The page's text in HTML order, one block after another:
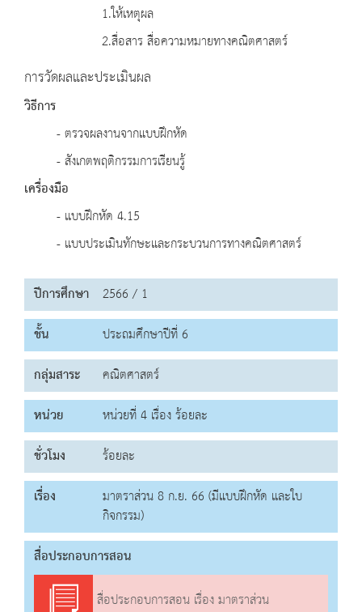
1.ให้เหตุผล
2.สื่อสาร สื่อความหมายทางคณิตศาสตร์
การวัดผลและประเมินผล
วิธีการ
- ตรวจผลงานจากแบบฝึกหัด
- สังเกตพฤติกรรมการเรียนรู้
เครื่องมือ
- แบบฝึกหัด 4.15
- แบบประเมินทักษะและกระบวนการทางคณิตศาสตร์
ปีการศึกษา 2566 / 1
ชั้น
ประถมศึกษาปีที่ 6
กลุ่มสาระ
คณิตศาสตร์
หน่วย
หน่วยที่ 4 เรื่อง ร้อยละ
ชั่วโมง
ร้อยละ
เรื่อง
มาตราส่วน 8 ก.ย. 66 (มีแบบฝึกหัด และใบ
กิจกรรม)
สื่อประกอบการสอน
สื่อประกอบการสอน เรื่อง มาตราส่วน